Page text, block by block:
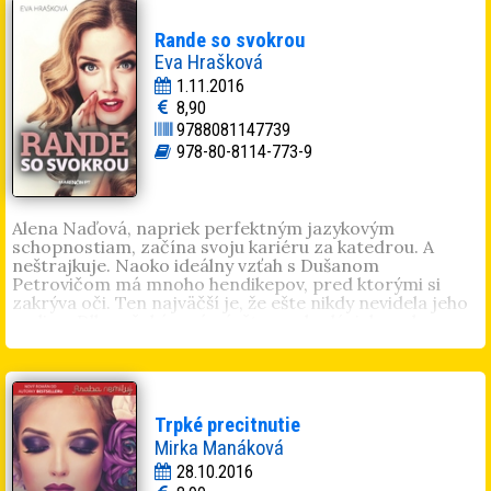
Rande so svokrou
Eva Hrašková
1.11.2016
8,90
9788081147739
978-80-8114-773-9
Alena Naďová, napriek perfektným jazykovým
schopnostiam, začína svoju kariéru za katedrou. A
neštrajkuje. Naoko ideálny vzťah s Dušanom
Petrovičom má mnoho hendikepov, pred ktorými si
zakrýva oči. Ten najväčší je, že ešte nikdy nevidela jeho
trojuholník. Trpko smiešny príbeh, v ktorom nikto
nikoho nechce dostať do postele. Práve naopak. Alenin
osud drží pevne v rukách potenciálna svokra a poťahuje
za nitky tými najhoršími zbraňami. Vyviazne niekto z
trojuholníka bez ujmy na zdravom rozume?
Eva Hrašková(1988). Miluje všetko čo je kreatívne (zo
Trpké precitnutie
Mirka Manáková
28.10.2016